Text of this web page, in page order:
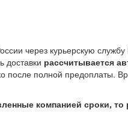
через курьерскую
доставки рассчитывается
после полной предоплаты.
компанией сроки,